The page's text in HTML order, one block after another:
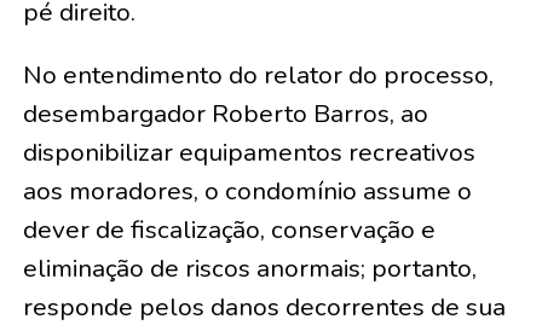
pé direito.
No entendimento do relator do processo,
desembargador Roberto Barros, ao
disponibilizar equipamentos recreativos
aos moradores, o condomínio assume o
dever de fiscalização, conservação e
eliminação de riscos anormais; portanto,
responde pelos danos decorrentes de sua